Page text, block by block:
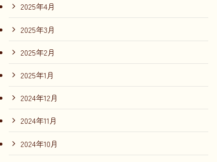
2025年4月
2025年3月
2025年2月
2025年1月
2024年12月
2024年11月
2024年10月